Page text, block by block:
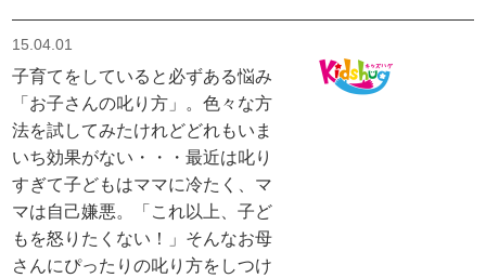
15.04.01
子育てをしていると必ずある悩み
「お子さんの叱り方」。色々な方
法を試してみたけれどどれもいま
いち効果がない・・・最近は叱り
すぎて子どもはママに冷たく、マ
マは自己嫌悪。「これ以上、子ど
もを怒りたくない！」そんなお母
さんにぴったりの叱り方をしつけ